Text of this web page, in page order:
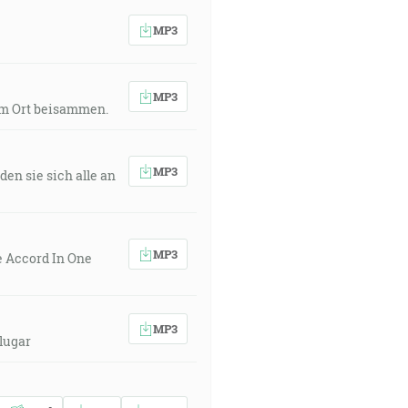
živý po svojom utrpení
3]
[Sk 2:2]
z nich. [Sk 2:3]
obuv nosiť nie som hoden -
Duch vysloviť sa. [Sk 2:4]
MP3
Ort beisammen.
MP3
sie sich alle an
MP3
Accord In One
MP3
MP3